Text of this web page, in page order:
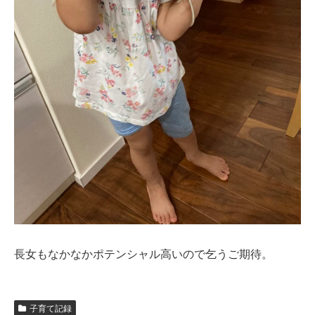
長女もなかなかポテンシャル高いので乞うご期待。
子育て記録